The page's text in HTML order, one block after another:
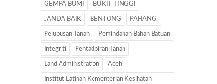
GEMPA BUMI BUKIT TINGGI
JANDA BAIK BENTONG PAHANG.
Pelupusan Tanah Pemindahan Bahan Batuan
Integriti Pentadbiran Tanah
Land Administration Aceh
Institut Latihan Kementerian Kesihatan